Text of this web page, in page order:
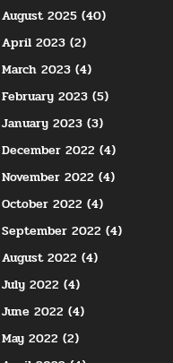
August 2025 (40)
April 2023 (2)
March 2023 (4)
February 2023 (5)
January 2023 (3)
December 2022 (4)
November 2022 (4)
October 2022 (4)
September 2022 (4)
August 2022 (4)
July 2022 (4)
June 2022 (4)
May 2022 (2)